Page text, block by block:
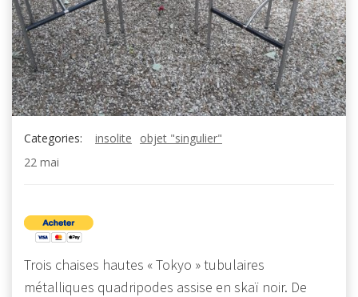
Categories: insolite
objet "singulier"
22 mai
Trois chaises hautes « Tokyo » tubulaires
métalliques quadripodes assise en skaï noir. De